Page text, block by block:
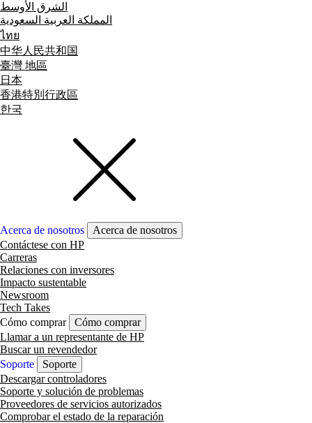
الشرق الأوسط
المملكة العربية السعودية
ไทย
中华人民共和国
臺灣 地區
日本
香港特別行政區
한국
Acerca de nosotros
Acerca de nosotros
Contáctese con HP
Carreras
Relaciones con inversores
Impacto sustentable
Newsroom
Tech Takes
Cómo comprar
Cómo comprar
Llamar a un representante de HP
Buscar un revendedor
Soporte
Soporte
Descargar controladores
Soporte y solución de problemas
Proveedores de servicios autorizados
Comprobar el estado de la reparación